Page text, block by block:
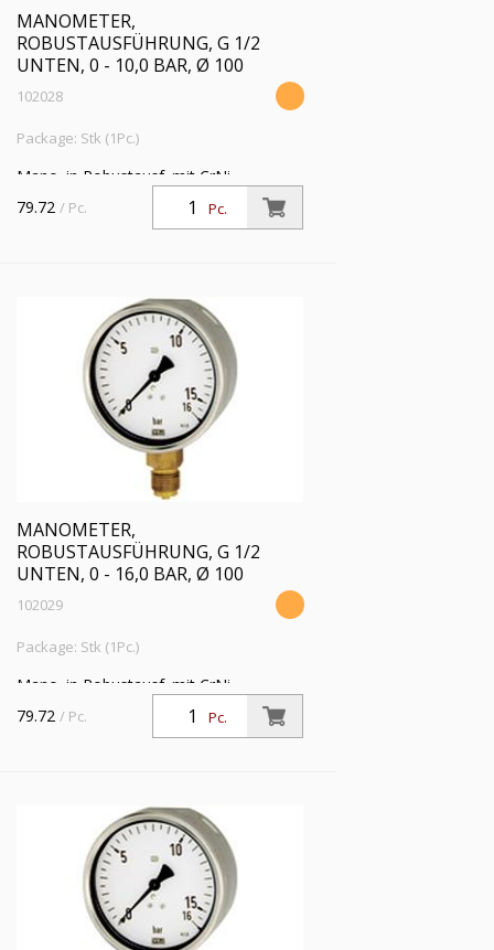
MANOMETER,
ROBUSTAUSFÜHRUNG, G 1/2
UNTEN, 0 - 10,0 BAR, Ø 100
102028
Package: Stk (1Pc.)
Mano. in Robustausf. mit CrNi-
Stahlgeh., Anschluss radial unten, G 1/2,
Typ 212.20, Güteklasse 1,0, Messber. 0
Pc.
79.72 / Pc.
MANOMETER,
ROBUSTAUSFÜHRUNG, G 1/2
UNTEN, 0 - 16,0 BAR, Ø 100
102029
Package: Stk (1Pc.)
Mano. in Robustausf. mit CrNi-
Stahlgeh., Anschluss radial unten, G 1/2,
Typ 212.20, Güteklasse 1,0, Messber. 0
Pc.
79.72 / Pc.